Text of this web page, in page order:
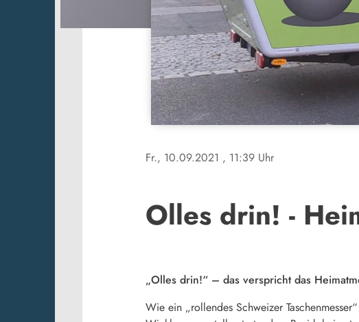
Fr., 10.09.2021 , 11:39 Uhr
Olles drin! -
„Olles drin!“ – das verspricht das
Wie ein „rollendes Schweizer